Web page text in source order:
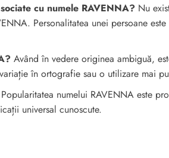
cu numele RAVENNA? Nu
Personalitatea unei persoane
Având în vedere originea ambiguă,
în ortografie sau o utilizare mai
Popularitatea numelui RAVENNA este
universal cunoscute.